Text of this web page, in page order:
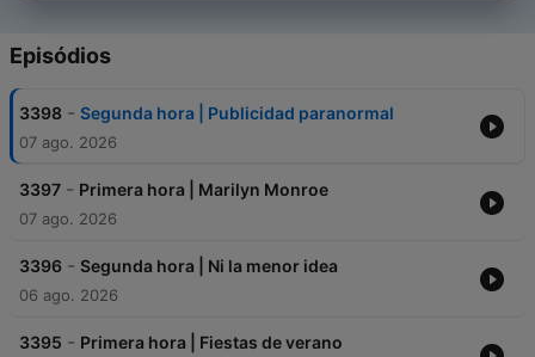
Episódios
3398 - Segunda hora | Publicidad paranormal
07 ago. 2026
3397 - Primera hora | Marilyn Monroe
07 ago. 2026
3396 - Segunda hora | Ni la menor idea
06 ago. 2026
3395 - Primera hora | Fiestas de verano